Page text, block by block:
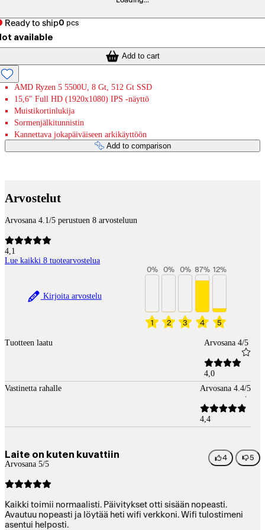
Ready to ship0 pcs
available
Add to cart
AMD Ryzen 5 5500U, 8 Gt, 512 Gt SSD
15,6" Full HD (1920x1080) IPS -näyttö
Muistikortinlukija
Sormenjälkitunnistin
Kannettava jokapäiväiseen arkikäyttöön
Add to comparison
Arvostelut
Arvosana 4.1/5 perustuen 8 arvosteluun
4,1
Lue kaikki 8 tuotearvostelua
Kirjoita arvostelu
1
0%
2
0%
3
0%
4
87%
5
12%
Tuotteen laatu Arvosana 4/5
4,0
Vastinetta rahalle
Arvosana 4.4/5
4,4
Laite on kuten kuvattiin
Arvosana 5/5
4 5
Kaikki toimii normaalisti. Päivitykset otti sisään nopeasti.
Avautuu nopeasti ja löytää heti wifi verkkoni. Wifi tulostimeni
asentui helposti.